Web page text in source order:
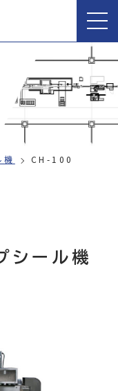
機 CH-100
ール機